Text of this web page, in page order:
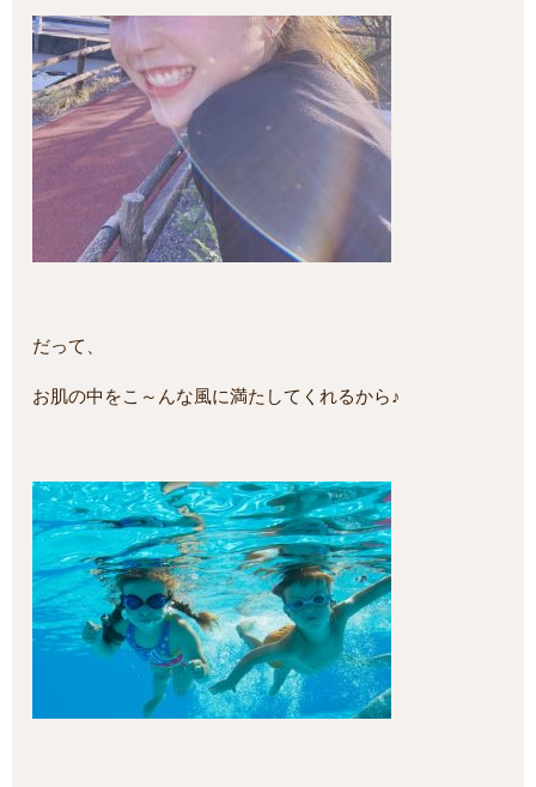
だって、
お肌の中をこ～んな風に満たしてくれるから♪